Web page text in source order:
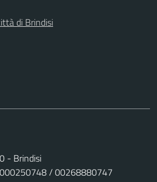
di Brindisi
- Brindisi
/ 00268880747